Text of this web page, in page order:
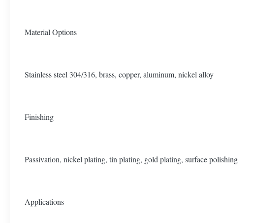
Material Options
Stainless steel 304/316, brass, copper, aluminum, nickel alloy
Finishing
Passivation, nickel plating, tin plating, gold plating, surface polishing
Applications